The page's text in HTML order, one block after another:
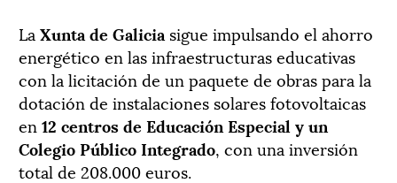
La Xunta de Galicia sigue impulsando el ahorro
energético en las infraestructuras educativas
con la licitación de un paquete de obras para la
dotación de instalaciones solares fotovoltaicas
en 12 centros de Educación Especial y un
Colegio Público Integrado, con una inversión
total de 208.000 euros.